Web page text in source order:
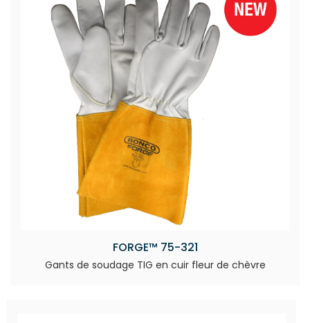
FORGE™ 75-321
Gants de soudage TIG en cuir fleur de chèvre